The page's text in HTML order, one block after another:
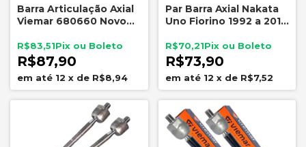
Barra Articulação Axial
Viemar 680660 Novo
Cilindros
R$87,90
R$83,51
12 x de R$8,94
Par Barra Axial Nakata
Uno Fiorino 1992 a 2012
R$73,90
R$70,21
12 x de R$7,52